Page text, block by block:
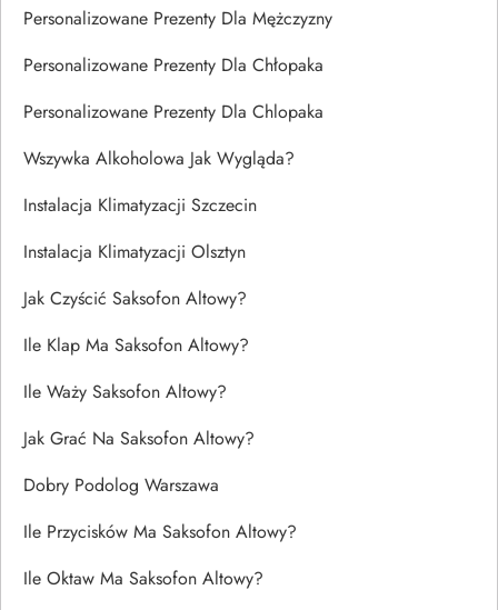
Personalizowane Prezenty Dla Mężczyzny
Personalizowane Prezenty Dla Chłopaka
Personalizowane Prezenty Dla Chlopaka
Wszywka Alkoholowa Jak Wygląda?
Instalacja Klimatyzacji Szczecin
Instalacja Klimatyzacji Olsztyn
Jak Czyścić Saksofon Altowy?
Ile Klap Ma Saksofon Altowy?
Ile Waży Saksofon Altowy?
Jak Grać Na Saksofon Altowy?
Dobry Podolog Warszawa
Ile Przycisków Ma Saksofon Altowy?
Ile Oktaw Ma Saksofon Altowy?